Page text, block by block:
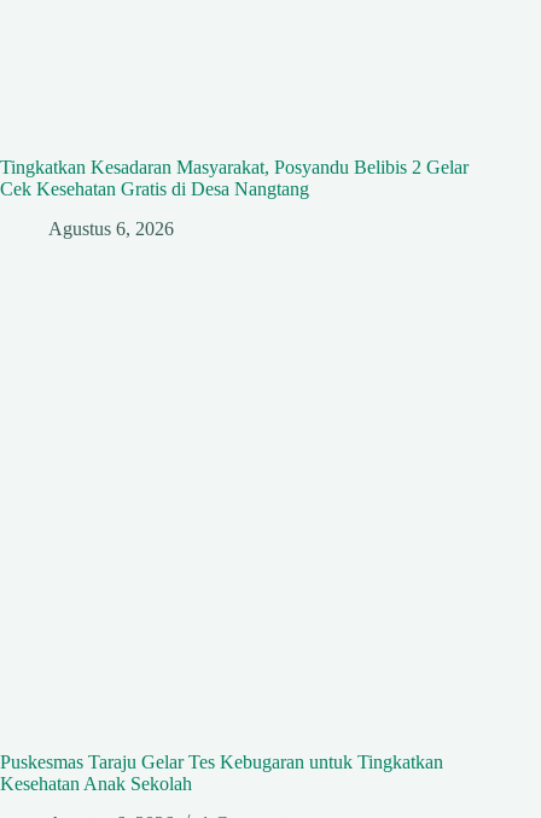
Tingkatkan Kesadaran Masyarakat, Posyandu Belibis 2 Gelar
Cek Kesehatan Gratis di Desa Nangtang
Agustus 6, 2026
Puskesmas Taraju Gelar Tes Kebugaran untuk Tingkatkan
Kesehatan Anak Sekolah